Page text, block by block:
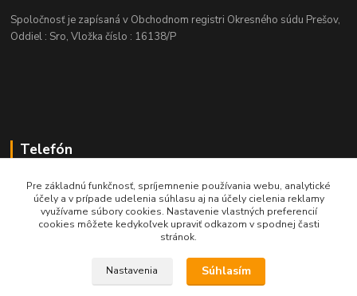
Spoločnosť je zapísaná v Obchodnom registri Okresného súdu Prešov,
Oddiel : Sro, Vložka číslo : 16138/P
Telefón
+421 905 622 625
obchod@nozeplus.sk
Pre základnú funkčnosť, spríjemnenie používania webu, analytické
účely a v prípade udelenia súhlasu aj na účely cielenia reklamy
využívame súbory cookies. Nastavenie vlastných preferencií
cookies môžete kedykoľvek upraviť odkazom v spodnej časti
stránok.
Nastavenia Súhlasím